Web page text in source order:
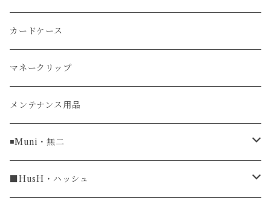
リザード
ガルーシャ（エイ）
牛革
ラグ幅16mm
ラグ幅18mm
カードケース
マネークリップ
メンテナンス用品
◾️Muni・無二
長財布
■HusH・ハッシュ